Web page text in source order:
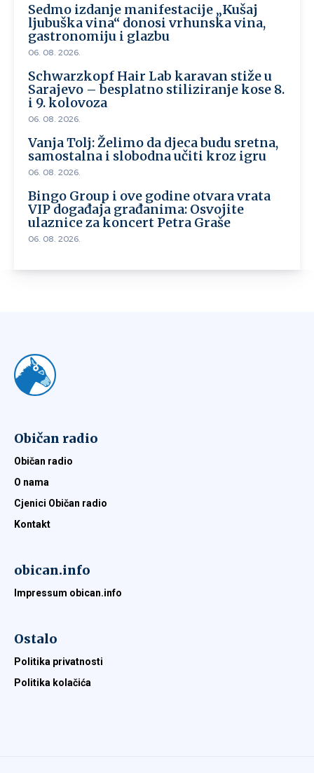
Sedmo izdanje manifestacije „Kušaj
ljubuška vina“ donosi vrhunska vina,
gastronomiju i glazbu
06. 08. 2026.
Schwarzkopf Hair Lab karavan stiže u
Sarajevo – besplatno stiliziranje kose 8.
i 9. kolovoza
06. 08. 2026.
Vanja Tolj: Želimo da djeca budu sretna,
samostalna i slobodna učiti kroz igru
06. 08. 2026.
Bingo Group i ove godine otvara vrata
VIP događaja građanima: Osvojite
ulaznice za koncert Petra Graše
06. 08. 2026.
Običan radio
Običan radio
O nama
Cjenici Običan radio
Kontakt
obican.info
Impressum obican.info
Ostalo
Politika privatnosti
Politika kolačića